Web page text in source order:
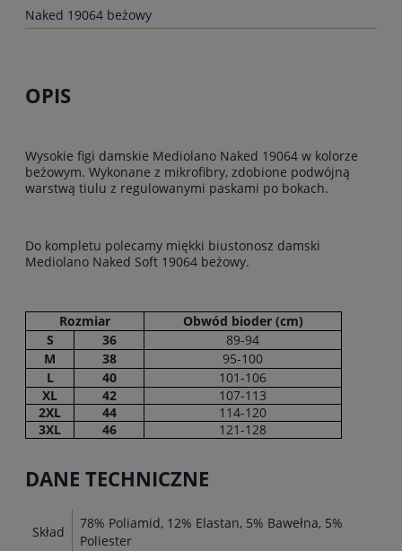
Naked 19064 beżowy
OPIS
Wysokie figi damskie Mediolano Naked 19064 w kolorze
beżowym. Wykonane z mikrofibry, zdobione podwójną
warstwą tiulu z regulowanymi paskami po bokach.
Do kompletu polecamy miękki biustonosz damski
Mediolano Naked Soft 19064 beżowy.
Rozmiar
Obwód bioder (cm)
S
36
89-94
M
38
95-100
L
40
101-106
XL
42
107-113
2XL
44
114-120
3XL
46 121-128
DANE TECHNICZNE
Skład
78% Poliamid, 12% Elastan, 5% Bawełna, 5%
Poliester